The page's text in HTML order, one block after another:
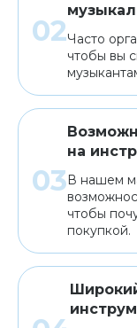
Часто
чтобы вы
на
В нашем
чтобы
покупкой.